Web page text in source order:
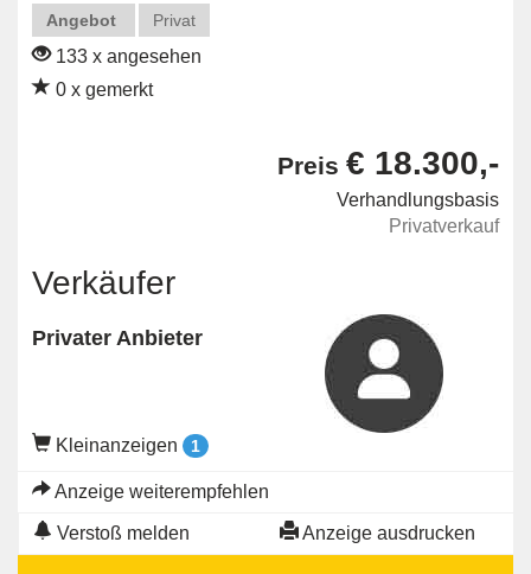
Angebot Privat
133 x angesehen
0 x gemerkt
Preis € 18.300,-
Verhandlungsbasis
Privatverkauf
Verkäufer
Privater Anbieter
Kleinanzeigen 1
Anzeige weiterempfehlen
Verstoß melden Anzeige ausdrucken